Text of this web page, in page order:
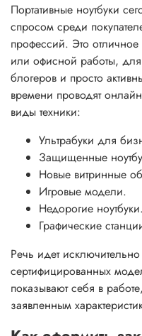
Портативные ноутбуки
спросом среди
профессий. Это
или офисной работы, для
блогеров и просто
времени проводят
виды техники:
Ультрабуки для
Защищенные
Новые витринные
Игровые модели.
Недорогие ноутбуки.
Графические
Речь идет
сертифицированных
показывают себя в
заявленным